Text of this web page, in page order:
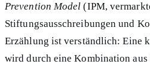
Prevention Model (IPM,
Stiftungsausschreibungen und
Erzählung ist verständlich: Eine
wird durch eine Kombination